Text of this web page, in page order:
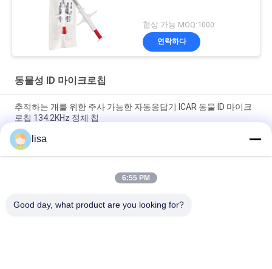
협상 가능 MOQ:1000
연락하다
동물성 ID 마이크로칩
추적하는 개를 위한 주사 가능한 자동응답기 ICAR 동물 ID 마이크
로칩 134.2KHz 정체 칩
LF ISO Rfid 유리제 동물성 애완 동물 추적을 위한 꼬리표에 의하여
주사되는 동물성 ID 마이크로칩
RFID 동물 Id 마이크로칩 글라스 태그 FDX - 비 134.2KHz
lisa
6:55 PM
Good day, what product are you looking for?